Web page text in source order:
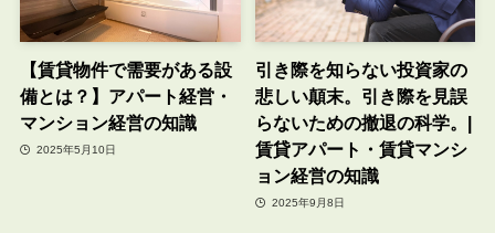
【賃貸物件で需要がある設
備とは？】アパート経営・
マンション経営の知識
2025年5月10日
引き際を知らない投資家の
悲しい顛末。引き際を見誤
らないための撤退の科学。|
賃貸アパート・賃貸マンシ
ョン経営の知識
2025年9月8日